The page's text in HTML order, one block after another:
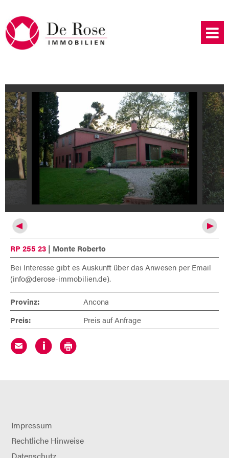
RP 255 23 | Monte Roberto
Bei Interesse gibt es Auskunft über das Anwesen per Email
(info@derose-immobilien.de).
Provinz:
Ancona
Preis:
Preis auf Anfrage
Impressum
Rechtliche Hinweise